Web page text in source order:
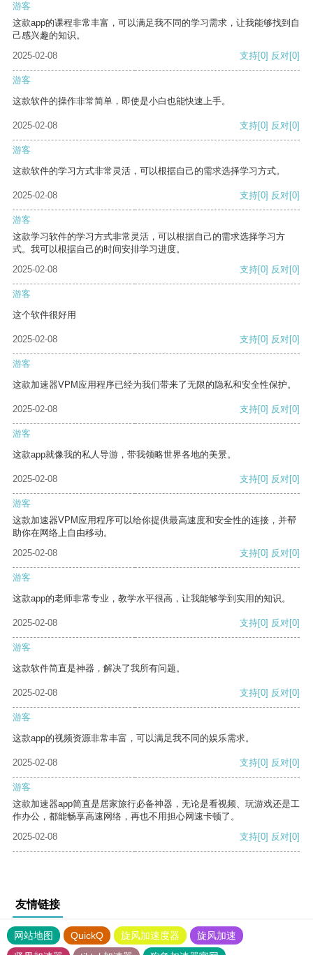
游客
这款app的课程非常丰富，可以满足我不同的学习需求，让我能够找到自
己感兴趣的知识。
2025-02-08
支持[0] 反对[0]
游客
这款软件的操作非常简单，即使是小白也能快速上手。
2025-02-08 支持[0] 反对[0]
游客
这款软件的学习方式非常灵活，可以根据自己的需求选择学习方式。
2025-02-08 支持[0] 反对[0]
游客
这款学习软件的学习方式非常灵活，可以根据自己的需求选择学习方
式。我可以根据自己的时间安排学习进度。
2025-02-08
支持[0] 反对[0]
游客
这个软件很好用
2025-02-08 支持[0] 反对[0]
游客
这款加速器VPM应用程序已经为我们带来了无限的隐私和安全性保护。
2025-02-08 支持[0] 反对[0]
游客
这款app就像我的私人导游，带我领略世界各地的美景。
2025-02-08 支持[0] 反对[0]
游客
这款加速器VPM应用程序可以给你提供最高速度和安全性的连接，并帮
助你在网络上自由移动。
2025-02-08
支持[0] 反对[0]
游客
这款app的老师非常专业，教学水平很高，让我能够学到实用的知识。
2025-02-08 支持[0] 反对[0]
游客
这款软件简直是神器，解决了我所有问题。
2025-02-08 支持[0] 反对[0]
游客
这款app的视频资源非常丰富，可以满足我不同的娱乐需求。
2025-02-08 支持[0] 反对[0]
游客
这款加速器app简直是居家旅行必备神器，无论是看视频、玩游戏还是工
作办公，都能畅享高速网络，再也不用担心网速卡顿了。
2025-02-08
支持[0] 反对[0]
友情链接
网站地图 QuickQ 旋风加速度器
旋风加速